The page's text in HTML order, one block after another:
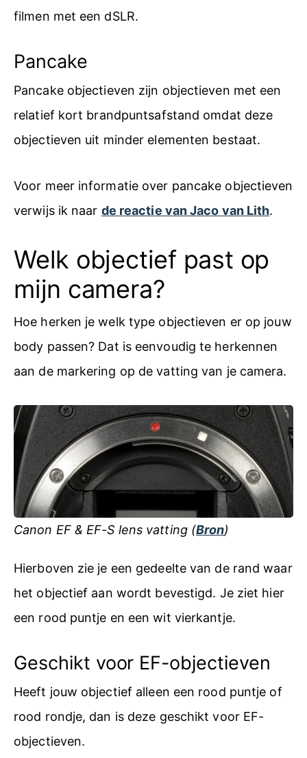
filmen met een dSLR.
Pancake
Pancake objectieven zijn objectieven met een
relatief kort brandpuntsafstand omdat deze
objectieven uit minder elementen bestaat.
Voor meer informatie over pancake objectieven
verwijs ik naar de reactie van Jaco van Lith.
Welk objectief past op
mijn camera?
Hoe herken je welk type objectieven er op jouw
body passen? Dat is eenvoudig te herkennen
aan de markering op de vatting van je camera.
Canon EF & EF-S lens vatting (Bron)
Hierboven zie je een gedeelte van de rand waar
het objectief aan wordt bevestigd. Je ziet hier
een rood puntje en een wit vierkantje.
Geschikt voor EF-objectieven
Heeft jouw objectief alleen een rood puntje of
rood rondje, dan is deze geschikt voor EF-
objectieven.